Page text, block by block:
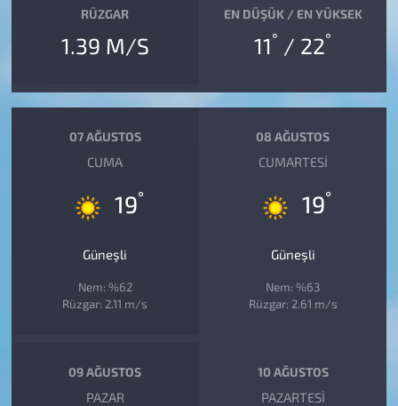
RÜZGAR
1.39 M/S
EN DÜŞÜK / EN YÜKSEK
11° / 22°
07 AĞUSTOS
CUMA
19°
Güneşli
Nem: %62
Rüzgar: 2.11 m/s
08 AĞUSTOS
CUMARTESI
19°
Güneşli
Nem: %63
Rüzgar: 2.61 m/s
09 AĞUSTOS
PAZAR
10 AĞUSTOS
PAZARTESI